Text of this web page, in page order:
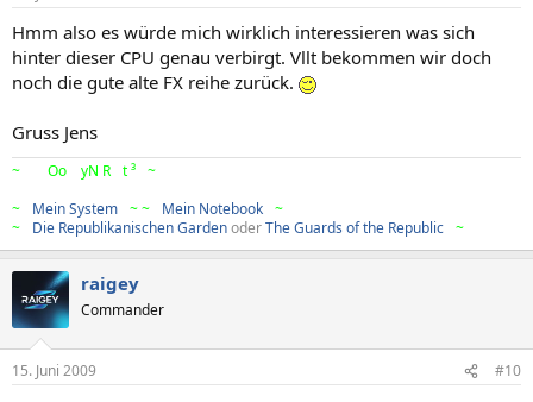
Hmm also es würde mich wirklich interessieren was sich
hinter dieser CPU genau verbirgt. Vllt bekommen wir doch
noch die gute alte FX reihe zurück.
Gruss Jens
~ Oo yN R t ³ ~
~
Mein System ~~ Mein Notebook ~
~
Die Republikanischen GardenoderThe Guards of the Republic ~
raigey
Commander
15. Juni 2009 #10